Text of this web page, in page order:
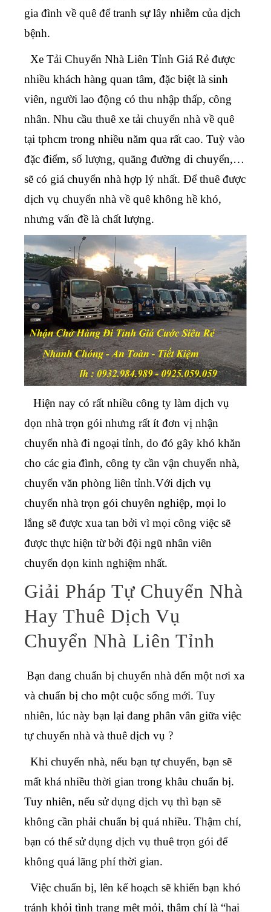
gia đình về quê để tranh sự lây nhiễm của dịch
bệnh.
Xe Tải Chuyển Nhà Liên Tỉnh Giá Rẻ được
nhiều khách hàng quan tâm, đặc biệt là sinh
viên, người lao động có thu nhập thấp, công
nhân. Nhu cầu thuê xe tải chuyển nhà về quê
tại tphcm trong nhiều năm qua rất cao. Tuỳ vào
đặc điểm, số lượng, quãng đường di chuyển,…
sẽ có giá chuyển nhà hợp lý nhất. Để thuê được
dịch vụ chuyển nhà về quê không hề khó,
nhưng vấn đề là chất lượng.
Hiện nay có rất nhiều công ty làm dịch vụ
dọn nhà trọn gói nhưng rất ít đơn vị nhận
chuyển nhà đi ngoại tỉnh, do đó gây khó khăn
cho các gia đình, công ty cần vận chuyển nhà,
chuyển văn phòng liên tỉnh.Với dịch vụ
chuyển nhà trọn gói chuyên nghiệp, mọi lo
lắng sẽ được xua tan bởi vì mọi công việc sẽ
được thực hiện từ bởi đội ngũ nhân viên
chuyển dọn kinh nghiệm nhất.
Giải Pháp Tự Chuyển Nhà
Hay Thuê Dịch Vụ
Chuyển Nhà Liên Tỉnh
Bạn đang chuẩn bị chuyển nhà đến một nơi xa
và chuẩn bị cho một cuộc sống mới. Tuy
nhiên, lúc này bạn lại đang phân vân giữa việc
tự chuyển nhà và thuê dịch vụ ?
Khi chuyển nhà, nếu bạn tự chuyển, bạn sẽ
mất khá nhiều thời gian trong khâu chuẩn bị.
Tuy nhiên, nếu sử dụng dịch vụ thì bạn sẽ
không cần phải chuẩn bị quá nhiều. Thậm chí,
bạn có thể sử dụng dịch vụ thuê trọn gói để
không quá lãng phí thời gian.
Việc chuẩn bị, lên kế hoạch sẽ khiến bạn khó
tránh khỏi tình trạng mệt mỏi, thậm chí là “hại